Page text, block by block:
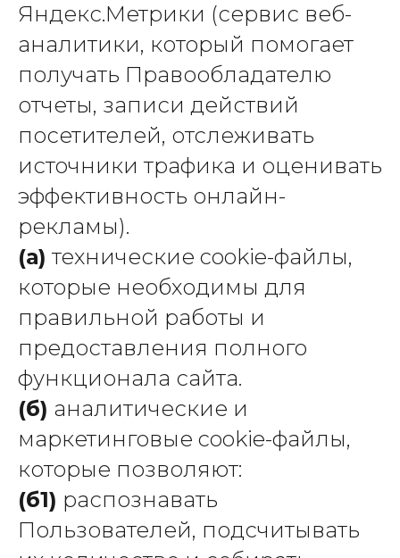
Яндекс.Метрики (сервис веб-
аналитики, который помогает
получать Правообладателю
отчеты, записи действий
посетителей, отслеживать
источники трафика и оценивать
эффективность онлайн-
рекламы).
(а) технические cookie-файлы,
которые необходимы для
правильной работы и
предоставления полного
функционала сайта.
(б) аналитические и
маркетинговые cookie-файлы,
которые позволяют:
(б1) распознавать
Пользователей, подсчитывать